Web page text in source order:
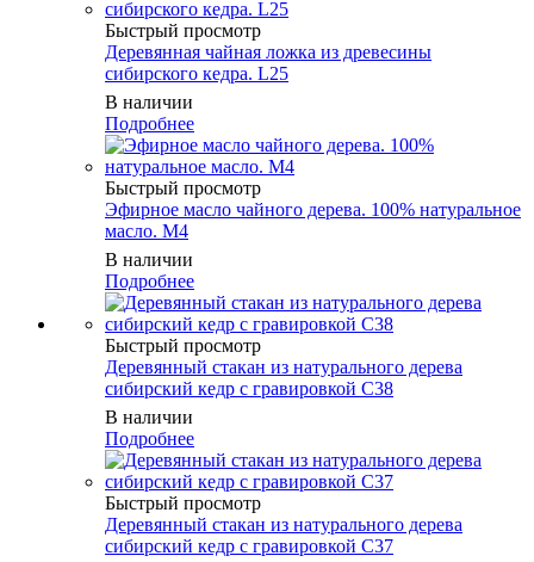
Быстрый просмотр
Деревянная чайная ложка из древесины
сибирского кедра. L25
В наличии
Подробнее
Быстрый просмотр
Эфирное масло чайного дерева. 100% натуральное
масло. M4
В наличии
Подробнее
Быстрый просмотр
Деревянный стакан из натурального дерева
сибирский кедр с гравировкой C38
В наличии
Подробнее
Быстрый просмотр
Деревянный стакан из натурального дерева
сибирский кедр с гравировкой C37